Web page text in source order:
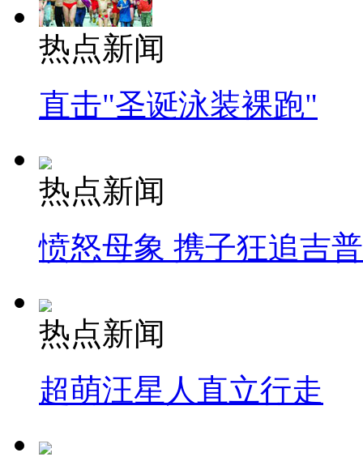
热点新闻
直击"圣诞泳装裸跑"
热点新闻
愤怒母象 携子狂追吉
热点新闻
超萌汪星人直立行走